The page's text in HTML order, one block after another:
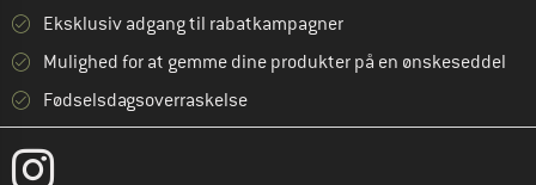
Eksklusiv adgang til rabatkampagner
Mulighed for at gemme dine produkter på en ønskeseddel
Fødselsdagsoverraskelse